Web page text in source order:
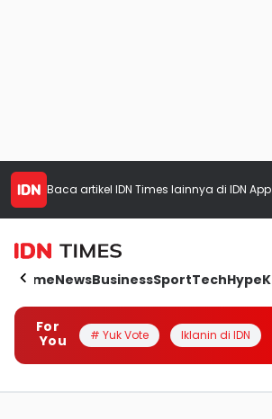
Baca artikel IDN Times lainnya di IDN App
HomeNewsBusinessSportTechHype
For
You
# Yuk Vote Iklanin di IDN